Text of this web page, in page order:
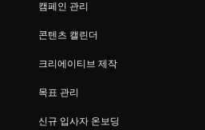
캠페인 관리
콘텐츠 캘린더
크리에이티브 제작
목표 관리
신규 입사자 온보딩